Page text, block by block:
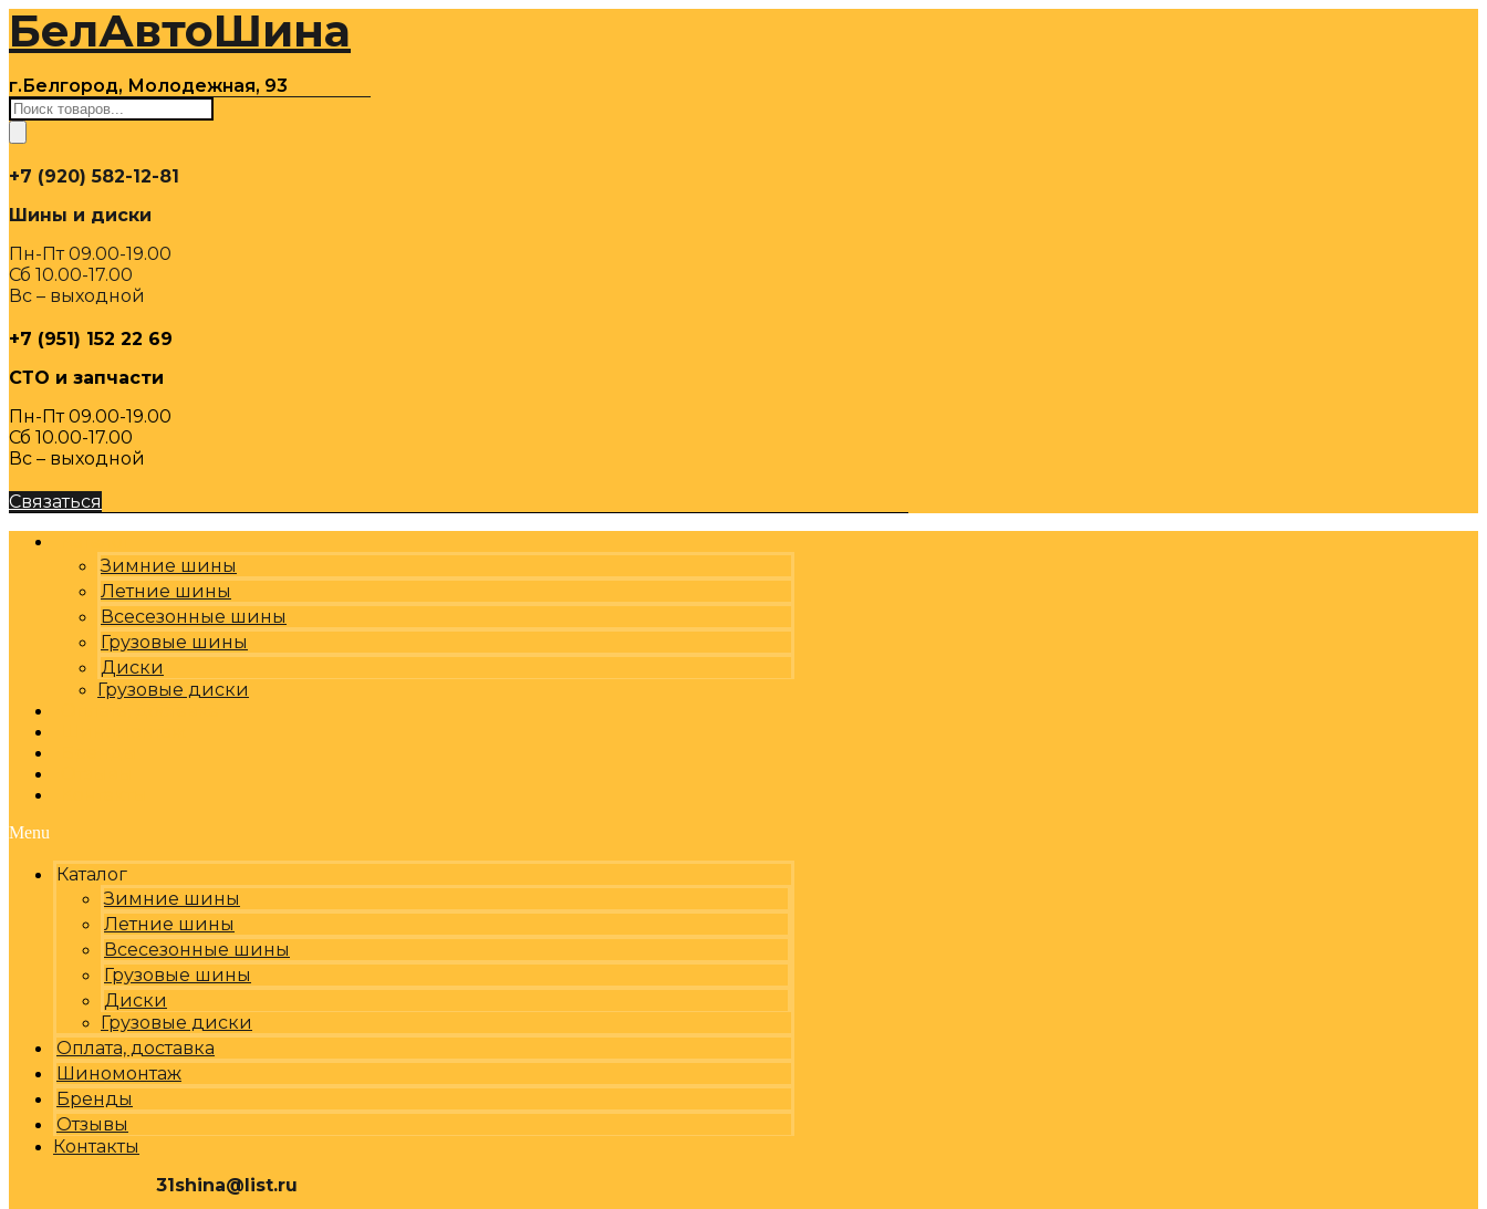
Перейти
содержимому
БелАвтоШина
г.Белгород, Молодежная, 93
Поиск
товаров
+7 (920) 582-12-81
Шины и диски
Пн-Пт 09.00-19.00
Сб 10.00-17.00
Вс – выходной
+7 (951) 152 22 69
СТО и запчасти
Пн-Пт 09.00-19.00
Сб 10.00-17.00
Вс – выходной
Связаться
Зимние шины
Летние шины
Всесезонные шины
Грузовые шины
Диски
Грузовые диски
Menu
Каталог
Зимние шины
Летние шины
Всесезонные шины
Грузовые шины
Диски
Грузовые диски
Оплата, доставка
Шиномонтаж
Бренды
Отзывы
Контакты
31shina@list.ru